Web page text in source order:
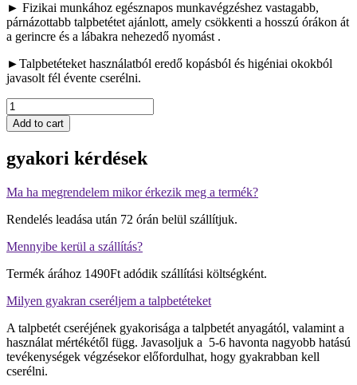
► Fizikai munkához egésznapos munkavégzéshez vastagabb,
párnázottabb talpbetétet ajánlott, amely csökkenti a hosszú órákon át
a gerincre és a lábakra nehezedő nyomást .
►Talpbetéteket használatból eredő kopásból és higéniai okokból
javasolt fél évente cserélni.
Diabetikus
talpbetét
quantity
Add to cart
gyakori kérdések
Ma ha megrendelem mikor érkezik meg a termék?
Rendelés leadása után 72 órán belül szállítjuk.
Mennyibe kerül a szállítás?
Termék árához 1490Ft adódik szállítási költségként.
Milyen gyakran cseréljem a talpbetéteket
A talpbetét cseréjének gyakorisága a talpbetét anyagától, valamint a
használat mértékétől függ. Javasoljuk a 5-6 havonta nagyobb hatású
tevékenységek végzésekor előfordulhat, hogy gyakrabban kell
cserélni.